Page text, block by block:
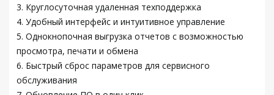
3. Круглосуточная удаленная техподдержка
4. Удобный интерфейс и интуитивное управление
5. Однокнопочная выгрузка отчетов с возможностью
просмотра, печати и обмена
6. Быстрый сброс параметров для сервисного
обслуживания